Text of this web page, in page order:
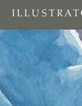
content